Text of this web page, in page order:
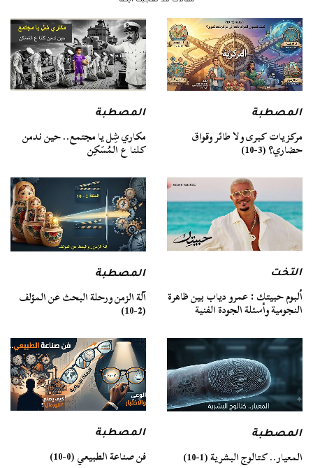
المصطبة
مركزيات كبرى ولا طائر وقواق
حضاري؟ (3-10)
المصطبة
مكاري شِل يا مجتمع.. حين ندمن
كلنا ع المُسَكِن
التخت
ألبوم حبيتك : عمرو دياب بين ظاهرة
النجومية وأسئلة الجودة الفنية
المصطبة
آلة الزمن ورحلة البحث عن المؤلف
(2-10)
المصطبة
المعيار.. كتالوج البشرية (1-10)
المصطبة
فن صناعة الطبيعي (0-10)